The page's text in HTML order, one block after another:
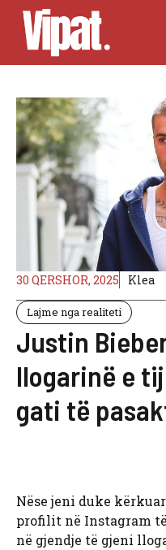
Skip
content
30 QERSHOR, 2025 Klea
Lajme nga realiteti
Justin
llogarinë e
gati të
Nëse jeni duke
profilit në Instagram
në gjendje të gjeni